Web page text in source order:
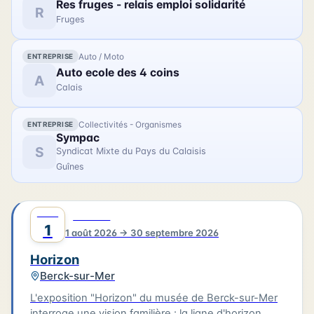
France, Béliard & Crighton. Le parcours se prolonge
avec des photographies contemporaines réalisées
lors de la restauration du trois-mâts Duchesse
Anne au chantier Damen.
R Res fruges - relais emploi solidarité
Fruges
ENTREPRISE Auto / Moto
A Auto ecole des 4 coins
Calais
ENTREPRISE Collectivités - Organismes
S
Sympac
Syndicat Mixte du Pays du Calaisis
Guînes
1 1 août 2026 → 30 septembre 2026
Horizon
Berck-sur-Mer
L'exposition "Horizon" du musée de Berck-sur-Mer